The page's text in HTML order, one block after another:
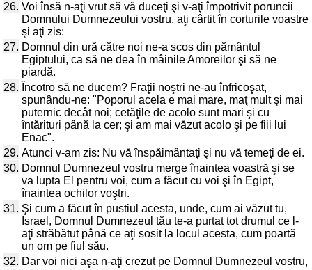
26. Voi însă n-aţi vrut să vă duceţi şi v-aţi împotrivit poruncii
Domnului Dumnezeului vostru, aţi cârtit în corturile voastre
şi aţi zis:
27. Domnul din ură către noi ne-a scos din pământul
Egiptului, ca să ne dea în mâinile Amoreilor şi să ne
piardă.
28. Încotro să ne ducem? Fraţii noştri ne-au înfricoşat,
spunându-ne: "Poporul acela e mai mare, maţ mult şi mai
puternic decât noi; cetăţile de acolo sunt mari şi cu
întărituri până la cer; şi am mai văzut acolo şi pe fiii lui
Enac".
29. Atunci v-am zis: Nu vă înspăimântaţi şi nu vă temeţi de ei.
30. Domnul Dumnezeul vostru merge înaintea voastră şi se
va lupta El pentru voi, cum a făcut cu voi şi în Egipt,
înaintea ochilor voştri.
31. Şi cum a făcut în pustiul acesta, unde, cum ai văzut tu,
Israel, Domnul Dumnezeul tău te-a purtat tot drumul ce l-
aţi străbătut până ce aţi sosit la locul acesta, cum poartă
un om pe fiul său.
32. Dar voi nici aşa n-aţi crezut pe Domnul Dumnezeul vostru,